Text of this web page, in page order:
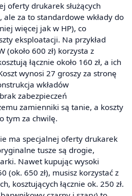
oferty drukarek służących
za to standardowe wkłady do
więcej jak w HP), co
eksploatacji. Na przykład
(około 600 zł) korzysta z
łącznie około 160 zł, a ich
wynosi 27 groszy za stronę
wkładów
zabezpieczeń
zamienniki są tanie, a koszty
tym za chwilę.
ma specjalnej oferty drukarek
tusze są drogie,
Nawet kupując wysoki
(ok. 650 zł), musisz korzystać z
kosztujących łącznie ok. 250 zł.